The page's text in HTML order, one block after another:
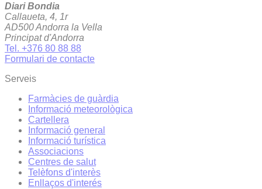
Diari Bondia
Callaueta, 4, 1r
AD500 Andorra la Vella
Principat d'Andorra
Tel. +376 80 88 88
Formulari de contacte
Serveis
Farmàcies de guàrdia
Informació meteorològica
Cartellera
Informació general
Informació turística
Associacions
Centres de salut
Telèfons d'interès
Enllaços d'interés